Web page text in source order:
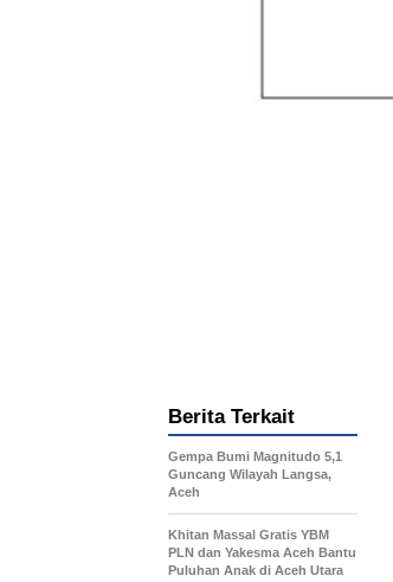
Berita Terkait
Gempa Bumi Magnitudo 5,1
Guncang Wilayah Langsa,
Aceh
Khitan Massal Gratis YBM
PLN dan Yakesma Aceh Bantu
Puluhan Anak di Aceh Utara